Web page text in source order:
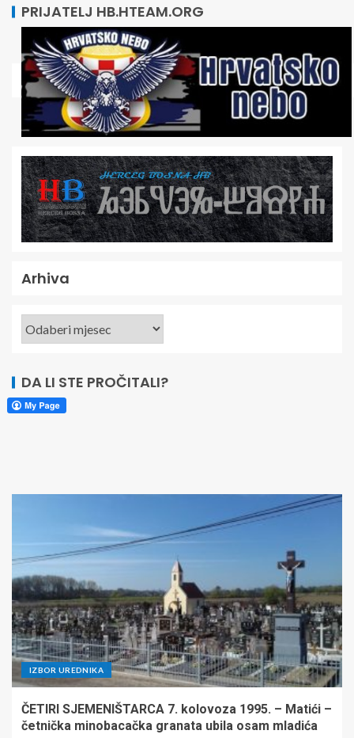
PRIJATELJ HB.HTEAM.ORG
Arhiva
DA LI STE PROČITALI?
IZBOR UREDNIKA
ČETIRI SJEMENIŠTARCA 7. kolovoza 1995. – Matići –
četnička minobacačka granata ubila osam mladića